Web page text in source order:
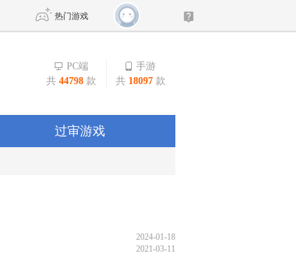
热门游戏
传奇4
新天龙八部
PC端
共 44798 款
手游
共 18097 款
过审游戏
2024-01-18
2021-03-11